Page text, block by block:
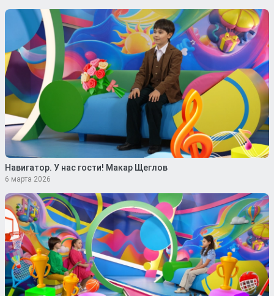
Навигатор. У нас гости! Макар Щеглов
6 марта 2026